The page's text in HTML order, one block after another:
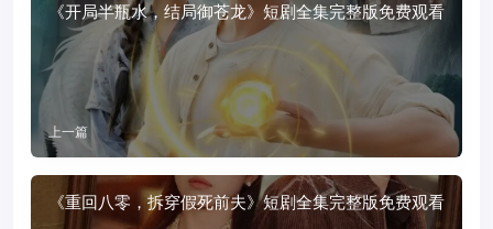
《开局半瓶水，结局御苍龙》短剧全集完整版免费观看
上一篇
《重回八零，拆穿假死前夫》短剧全集完整版免费观看